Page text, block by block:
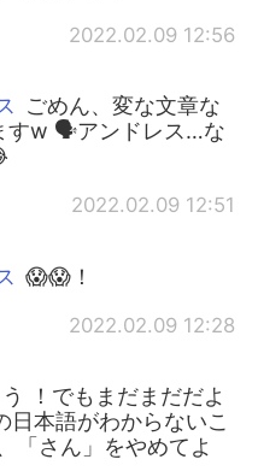
2022.02.09 12:56
ごめん、変な文章な
すw 🗣️アンドレス…な
2022.02.09 12:51
😱😱！
2022.02.09 12:28
！でもまだまだだよ
日本語がわからないこ
「さん」をやめてよ